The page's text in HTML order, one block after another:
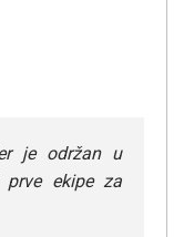
je održan u
prve ekipe za